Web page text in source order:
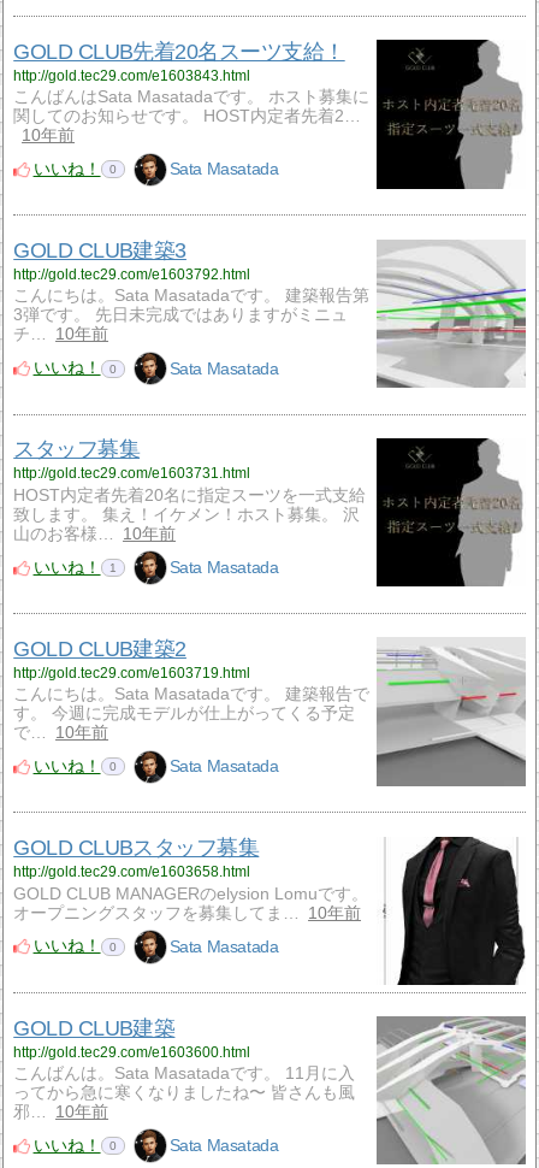
GOLD CLUB先着20名スーツ支給！
http://gold.tec29.com/e1603843.html
こんばんはSata Masatadaです。 ホスト募集に
関してのお知らせです。 HOST内定者先着2…
10年前
いいね！
0 Sata Masatada
GOLD CLUB建築3
http://gold.tec29.com/e1603792.html
こんにちは。Sata Masatadaです。 建築報告第
3弾です。 先日未完成ではありますがミニュ
チ…
10年前
いいね！
0 Sata Masatada
スタッフ募集
http://gold.tec29.com/e1603731.html
HOST内定者先着20名に指定スーツを一式支給
致します。 集え！イケメン！ホスト募集。 沢
山のお客様…
10年前
いいね！
1 Sata Masatada
GOLD CLUB建築2
http://gold.tec29.com/e1603719.html
こんにちは。Sata Masatadaです。 建築報告で
す。 今週に完成モデルが仕上がってくる予定
で…
10年前
いいね！
0 Sata Masatada
GOLD CLUBスタッフ募集
http://gold.tec29.com/e1603658.html
GOLD CLUB MANAGERのelysion Lomuです。
オープニングスタッフを募集してま…
10年前
いいね！
0 Sata Masatada
GOLD CLUB建築
http://gold.tec29.com/e1603600.html
こんばんは。Sata Masatadaです。 11月に入
ってから急に寒くなりましたね〜 皆さんも風
邪…
10年前
いいね！
0 Sata Masatada